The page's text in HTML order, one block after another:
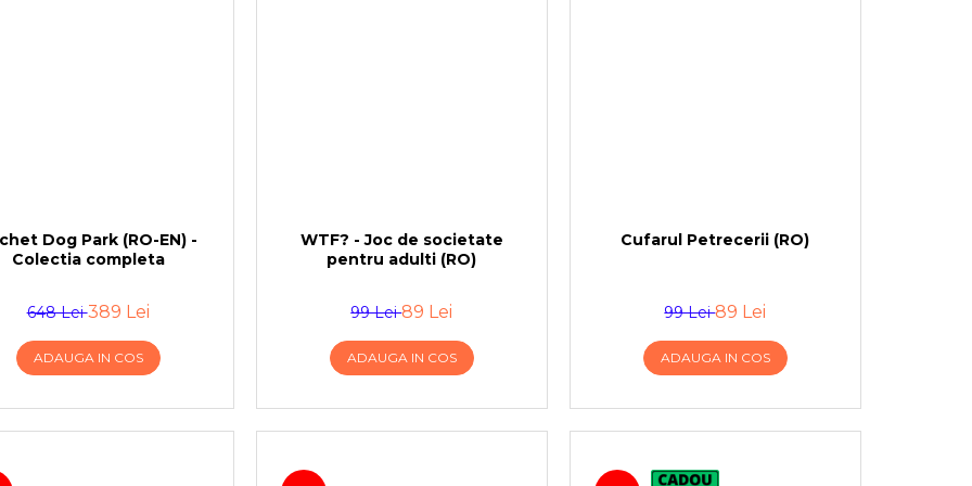
Dog Park (RO-EN) -
Colectia completa
648 Lei389 Lei
ADAUGA IN COS
WTF? - Joc de societate
pentru adulti (RO)
99 Lei89 Lei
ADAUGA IN COS
Cufarul Petrecerii (RO)
99 Lei89 Lei
ADAUGA IN COS